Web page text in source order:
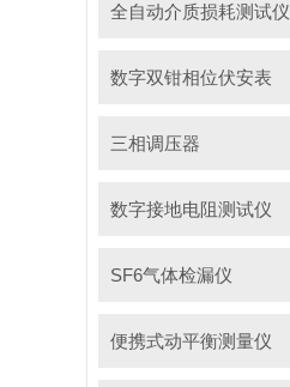
全自动介质损耗测试仪
数字双钳相位伏安表
三相调压器
数字接地电阻测试仪
SF6气体检漏仪
便携式动平衡测量仪